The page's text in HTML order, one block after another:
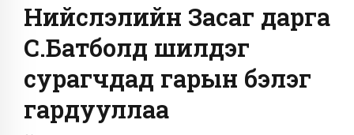
Нийслэлийн Засаг дарга
С.Батболд шилдэг
сурагчдад гарын бэлэг
гардууллаа